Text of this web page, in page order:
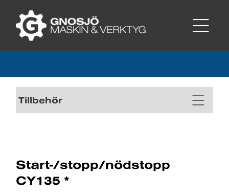
Tillbehör
Start-/stopp/nödstopp
CY135 *